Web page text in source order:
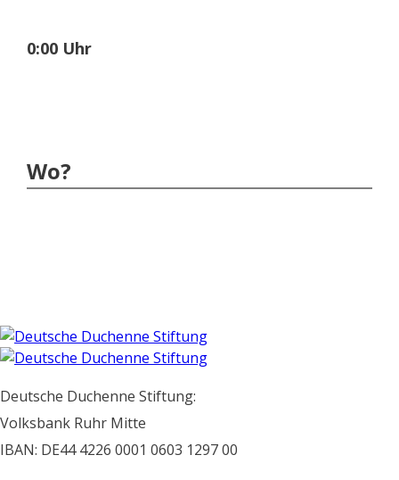
0:00 Uhr
Wo?
Deutsche Duchenne Stiftung:
Volksbank Ruhr Mitte
IBAN: DE44 4226 0001 0603 1297 00